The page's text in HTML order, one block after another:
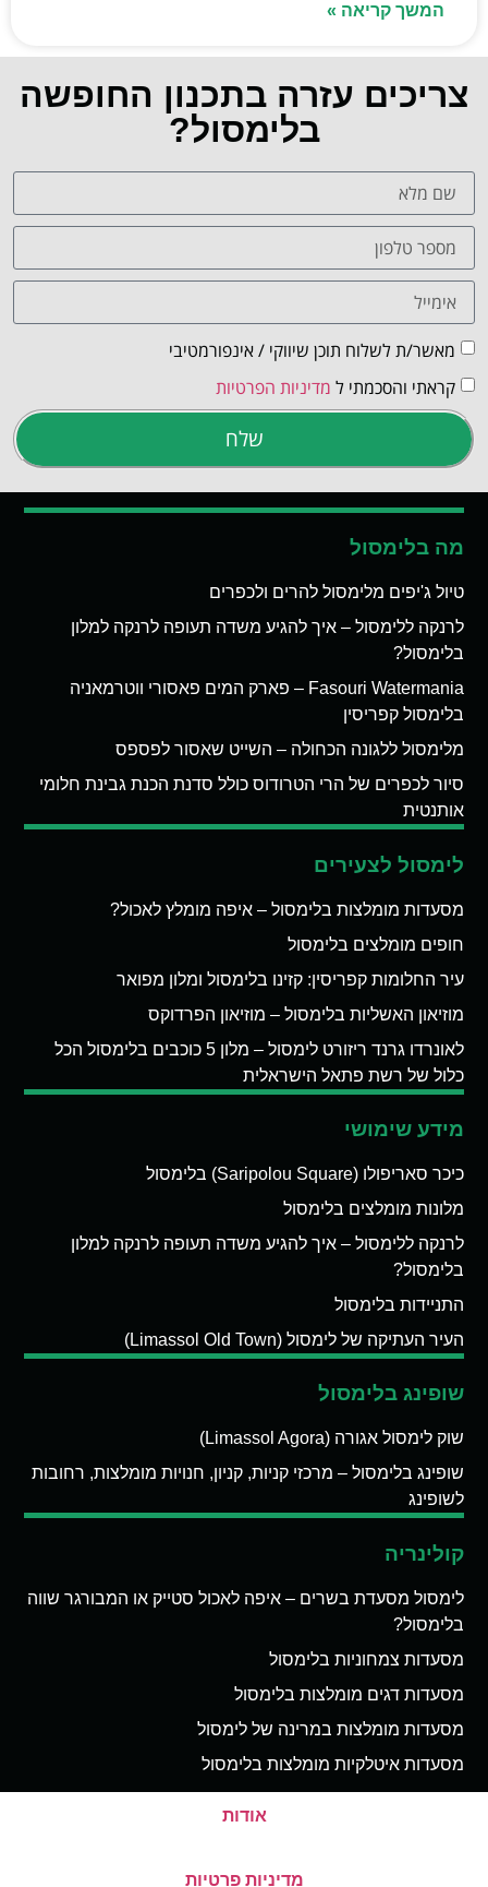
המשך קריאה »
צריכים עזרה בתכנון החופשה
בלימסול?
מאשר/ת לשלוח תוכן שיווקי / אינפורמטיבי
קראתי והסכמתי ל מדיניות הפרטיות
שלח
מה בלימסול
טיול ג'יפים מלימסול להרים ולכפרים
לרנקה ללימסול – איך להגיע משדה תעופה לרנקה למלון
בלימסול?
Fasouri Watermania – פארק המים פאסורי ווטרמאניה
בלימסול קפריסין
מלימסול ללגונה הכחולה – השייט שאסור לפספס
סיור לכפרים של הרי הטרודוס כולל סדנת הכנת גבינת חלומי
אותנטית
לימסול לצעירים
מסעדות מומלצות בלימסול – איפה מומלץ לאכול?
חופים מומלצים בלימסול
עיר החלומות קפריסין: קזינו בלימסול ומלון מפואר
מוזיאון האשליות בלימסול – מוזיאון הפרדוקס
לאונרדו גרנד ריזורט לימסול – מלון 5 כוכבים בלימסול הכל
כלול של רשת פתאל הישראלית
מידע שימושי
כיכר סאריפולו (Saripolou Square) בלימסול
מלונות מומלצים בלימסול
לרנקה ללימסול – איך להגיע משדה תעופה לרנקה למלון
בלימסול?
התניידות בלימסול
העיר העתיקה של לימסול (Limassol Old Town)
שופינג בלימסול
שוק לימסול אגורה (Limassol Agora)
שופינג בלימסול – מרכזי קניות, קניון, חנויות מומלצות, רחובות
לשופינג
קולינריה
לימסול מסעדת בשרים – איפה לאכול סטייק או המבורגר שווה
בלימסול?
מסעדות צמחוניות בלימסול
מסעדות דגים מומלצות בלימסול
מסעדות מומלצות במרינה של לימסול
מסעדות איטלקיות מומלצות בלימסול
אודות
מדיניות פרטיות